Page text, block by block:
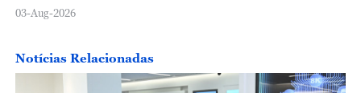
03-Aug-2026
Notícias Relacionadas